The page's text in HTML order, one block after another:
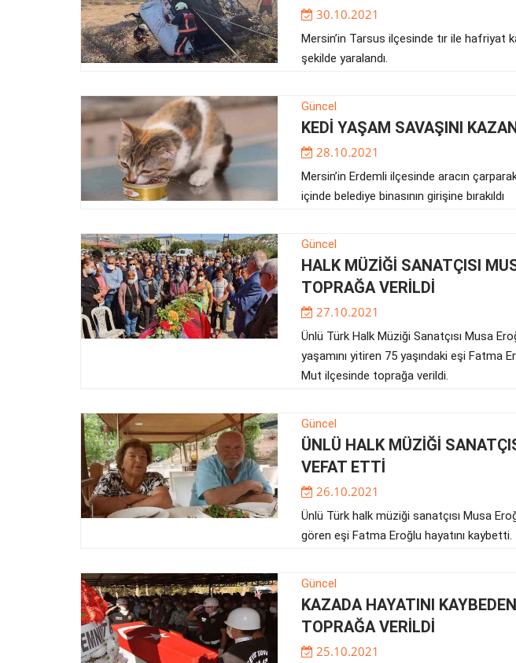
30.10.2021
Mersin’in Tarsus ilçesinde tır ile hafriyat
şekilde yaralandı.
Güncel
KEDİ YAŞAM SAVAŞINI
28.10.2021
Mersin’in Erdemli ilçesinde aracın
içinde belediye binasının girişine bırakıldı
Güncel
HALK MÜZİĞİ SANATÇISI
TOPRAĞA VERİLDİ
27.10.2021
Ünlü Türk Halk Müziği Sanatçısı Musa
yaşamını yitiren 75 yaşındaki eşi Fatma
Mut ilçesinde toprağa verildi.
Güncel
ÜNLÜ HALK MÜZİĞİ
VEFAT ETTİ
26.10.2021
Ünlü Türk halk müziği sanatçısı Musa
gören eşi Fatma Eroğlu hayatını kaybetti.
Güncel
KAZADA HAYATINI
TOPRAĞA VERİLDİ
25.10.2021